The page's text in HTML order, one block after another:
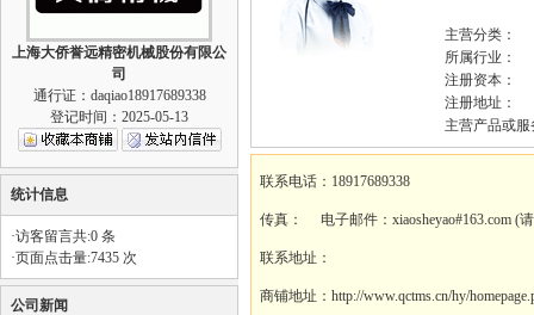
上海大侨誉远精密机械股份有限公
司
通行证：daqiao18917689338
登记时间：2025-05-13
统计信息
·访客留言共:0 条
·页面点击量:7435 次
公司新闻
主营分类：
所属行业：
注册资本：
注册地址：
主营产品或服
联系电话：18917689338
传真： 电子邮件：xiaosheyao#163.com (请
联系地址：
商铺地址：http://www.qctms.cn/hy/